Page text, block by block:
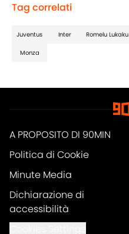
Tag correlati
Juventus Inter Romelu Lukaku
Monza
A PROPOSITO DI 90MIN
Politica di Cookie
Minute Media
Dichiarazione di
accessibilità